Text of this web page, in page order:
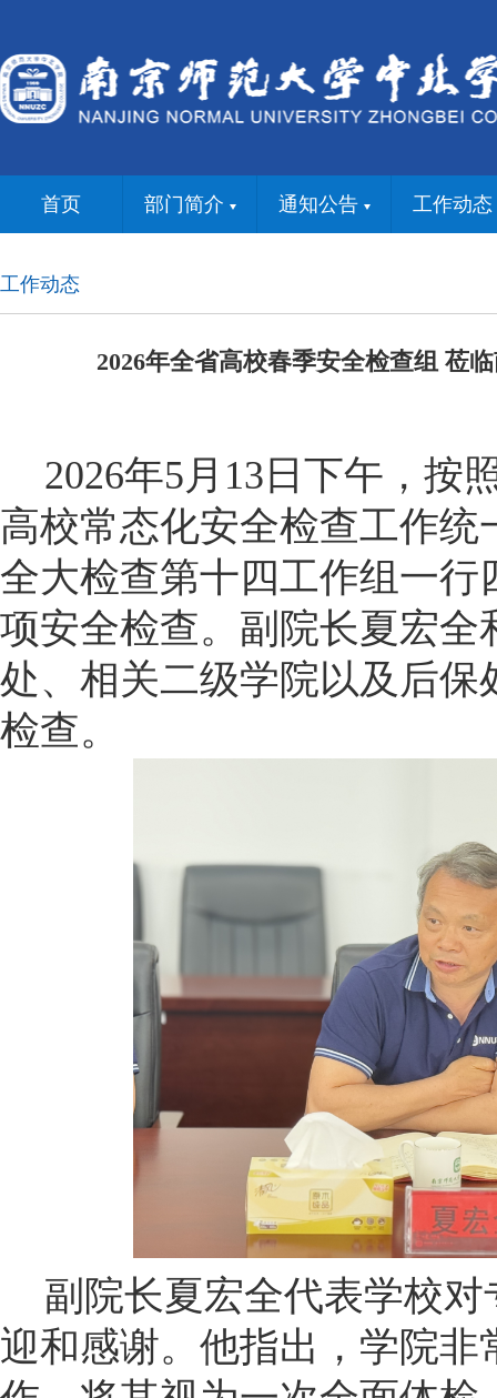
首页 部门简介 通知公告 工作动态
工作动态
2026年全省高校春季安全检查组 莅
2026年5月13日下午，按
高校常态化安全检查工作
全大检查第十四工作组一
项安全检查。副院长夏宏
处、相关二级学院以及后
检查。
副院长夏宏全代表学校
迎和感谢。他指出，学院